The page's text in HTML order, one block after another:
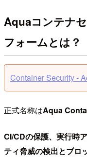
Aquaコンテナ
フォームとは？
Container Security -
正式名称はAqua
CI/CDの保護、実行時
ティ脅威の検出とブロ